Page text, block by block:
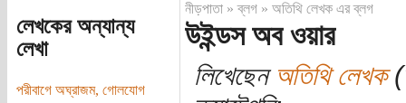
লেখকের অন্যান্য
লেখা
পরীবাগে অঘ্রাজম, গোলযোগ
নীড়পাতা»ব্লগ» অতিথি লেখক এর ব্লগ
উইন্ডস অব ওয়ার
লিখেছেন অতিথি লেখক